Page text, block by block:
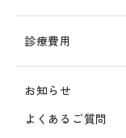
診療費用
お知らせ
よくあるご質問